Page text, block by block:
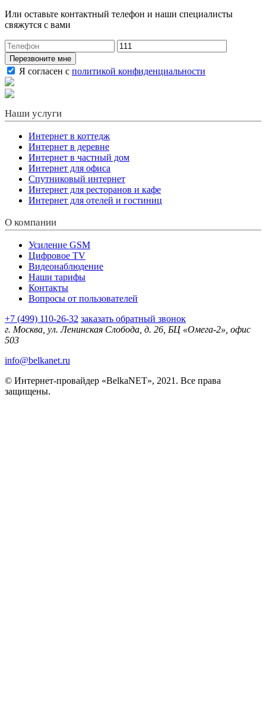
Или оставьте контактный телефон и наши специалисты
свяжутся с вами
Перезвоните мне
Я согласен с политикой конфиденциальности
Наши услуги
Интернет в коттедж
Интернет в деревне
Интернет в частный дом
Интернет для офиса
Спутниковый интернет
Интернет для ресторанов и кафе
Интернет для отелей и гостиниц
О компании
Усиление GSM
Цифровое TV
Видеонаблюдение
Наши тарифы
Контакты
Вопросы от пользователей
+7 (499) 110-26-32 заказать обратный звонок
г. Москва, ул. Ленинская Слобода, д. 26, БЦ «Омега-2», офис
503
info@belkanet.ru
© Интернет-провайдер «BelkaNET», 2021. Все права
защищены.